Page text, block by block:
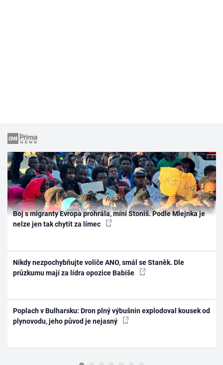
Boj s migranty Evropa prohrála, míní Stoniš. Podle Mlejnka je
nelze jen tak chytit za límec
Nikdy nezpochybňujte voliče ANO, smál se Staněk. Dle
průzkumu mají za lídra opozice Babiše
Poplach v Bulharsku: Dron plný výbušnin explodoval kousek od
plynovodu, jeho původ je nejasný